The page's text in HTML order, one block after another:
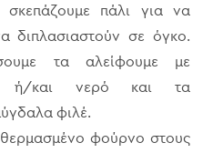
πάλι για να
διπλασιαστούν σε όγκο.
τα αλείφουμε με
ή/και νερό και τα
φιλέ.
φούρνο στους